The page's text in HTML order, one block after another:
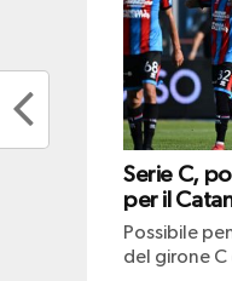
Serie C,
per il
Possibile
del girone C